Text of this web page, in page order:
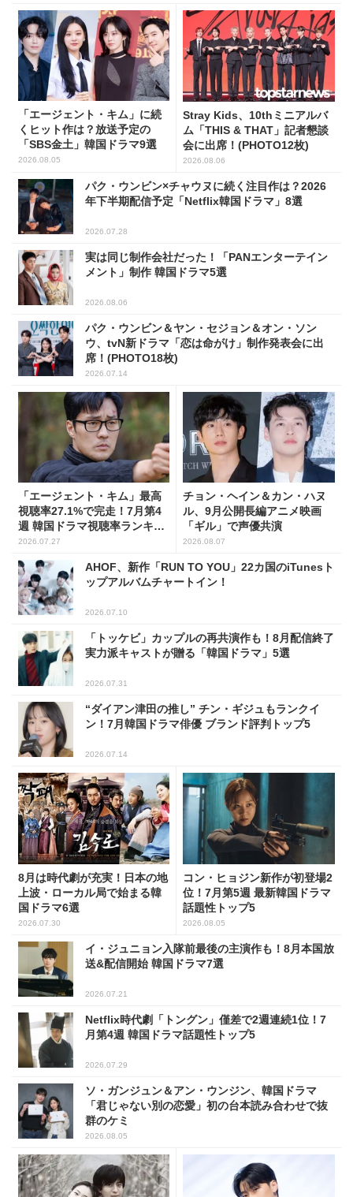
「エージェント・キム」に続
くヒット作は？放送予定の
「SBS金土」韓国ドラマ9選
2026.08.05
Stray Kids、10thミニアルバ
ム「THIS & THAT」記者懇談
会に出席！(PHOTO12枚)
2026.08.06
パク・ウンビン×チャウヌに続く注目作は？2026
年下半期配信予定「Netflix韓国ドラマ」8選
2026.07.28
実は同じ制作会社だった！「PANエンターテイン
メント」制作 韓国ドラマ5選
2026.08.06
パク・ウンビン＆ヤン・セジョン＆オン・ソン
ウ、tvN新ドラマ「恋は命がけ」制作発表会に出
席！(PHOTO18枚)
2026.07.14
「エージェント・キム」最高
視聴率27.1%で完走！7月第4
週 韓国ドラマ視聴率ランキン
グ
2026.07.27
チョン・ヘイン＆カン・ハヌ
ル、9月公開長編アニメ映画
「ギル」で声優共演
2026.08.07
AHOF、新作「RUN TO YOU」22カ国のiTunesト
ップアルバムチャートイン！
2026.07.10
「トッケビ」カップルの再共演作も！8月配信終了
実力派キャストが贈る「韓国ドラマ」5選
2026.07.31
“ダイアン津田の推し” チン・ギジュもランクイ
ン！7月韓国ドラマ俳優 ブランド評判トップ5
2026.07.14
8月は時代劇が充実！日本の地
上波・ローカル局で始まる韓
国ドラマ6選
2026.07.30
コン・ヒョジン新作が初登場2
位！7月第5週 最新韓国ドラマ
話題性トップ5
2026.08.05
イ・ジュニョン入隊前最後の主演作も！8月本国放
送&配信開始 韓国ドラマ7選
2026.07.21
Netflix時代劇「トングン」僅差で2週連続1位！7
月第4週 韓国ドラマ話題性トップ5
2026.07.29
ソ・ガンジュン＆アン・ウンジン、韓国ドラマ
「君じゃない別の恋愛」初の台本読み合わせで抜
群のケミ
2026.08.05